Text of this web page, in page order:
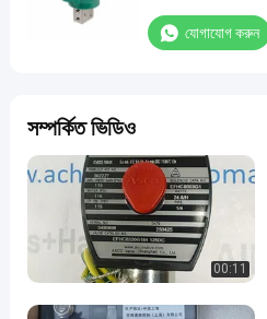
যোগাযোগ করুন
সম্পর্কিত ভিডিও
00:11